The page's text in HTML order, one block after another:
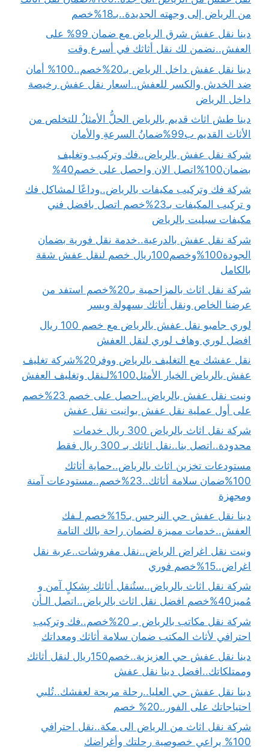
من الرياض إلى وجهته الجديدة..بـ18%خصم
دينا نقل عفش شرق الرياض مع ضمان 99% على
العفش..نضمن لك نقل أثاثك في أسرع وقت
دينا نقل عفش داخل الرياض بـ20%خصم..100% أمان
ضد الخدش والكسر للعفش..اسعار نقل عفش رخيصة
داخل الرياض
دينا طش اثاث قديم بالرياض الحلُّ الأمثلُ للتخلص من
الأثاث القديم ب99%ضمانُ السرعةِ والأمان
شركة نقل عفش بالرياض..فك وتركيب وتغليف
بضمان100%اتصل الان واحصل على خصم40%
شركة فك وتركيب مكيفات بالرياض..وداعًا لمشاكل فك
و تركيب المكيفات بـ23%خصم اتصل بافضل فني
مكيفات سبليت بالرياض
شركة نقل عفش بالدرعية..خدمة نقل فورية بضمان
الجودة100%وخصم100ريال خصم لنقل عفش شقة
بالكامل
شركة نقل اثاث بالمزاحمية بـ20%خصم استفد من
عرضنا الخاص ونقل أثاثك بسهولة ويسر
لوري جامبو نقل عفش بالرياض مع خصم 100 ريال
افضل لوري وهاف لوري لنقل العفش
نقل عفشك مع التغليف بالرياض ووفر20%شركة تغليف
عفش بالرياض الخيار الأمثل100%لـنقل وتغليف العفش
ونيت نقل عفش بالرياض..احصل على خصم 23%خصم
على أول عملية نقل عفش بوانيت نقل عفش
شركة نقل اثاث بالرياض 300 ريال خدمات
محدودة..اتصل بنا..نقل اثاثك بـ 300 ريال فقط
مستودعات تخزين اثاث بالرياض..حماية أثاثك
100%ضمان سلامة أثاثك..23%خصم..مستودعات آمنة
ومجهزة
دينا نقل عفش حي النرجس بـ15%خصم لـفك
العفش..خدمات مميزة لضمان راحة بالك التامة
ونيت نقل اغراض الرياض..نقل مفروشات..عربة نقل
اغراض..15%خصم فوري
شركة نقل اثاث بالرياض..ستُنقل أثاثك بِشكلٍ آمن و
مُميز40%خصم افضل نقل اثاث بالرياض..اتصل الـأن
شركة نقل مكاتب بالرياض بـ 20%خصم..فك وتركيب
احترافي لأثاث المكتب ضمان سلامة أثاثك ومعداتك
دينا نقل عفش حي العزيزية..خصم150ريال لنقل أثاثك
وممتلكاتك..افضل دينا نقل عفش
دينا نقل عفش حي العليا..رحلة مريحة لعفشك..تُلبي
احتياجاتك على الفور..20% خصم
شركة نقل اثاث من الرياض الى مكة..نقل احترافي
100% يراعي خصوصية رحلتك وأغراضك